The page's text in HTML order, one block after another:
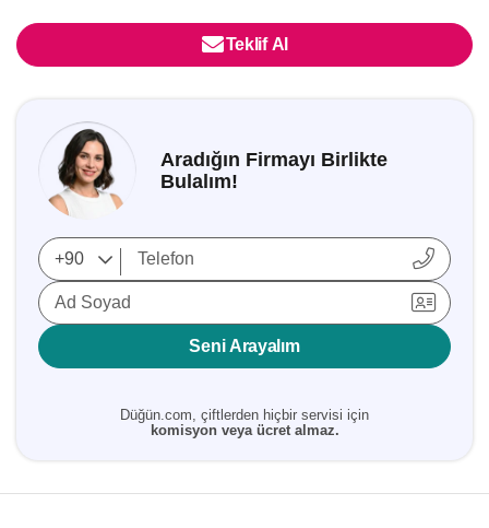
Teklif Al
Aradığın Firmayı Birlikte
Bulalım!
Ad Soyad
Seni Arayalım
Düğün.com, çiftlerden hiçbir servisi için
komisyon veya ücret almaz.